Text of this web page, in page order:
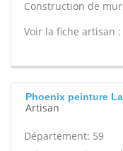
Construction de
Voir la fiche artisan :
Phoenix peinture
Artisan
Département: 59